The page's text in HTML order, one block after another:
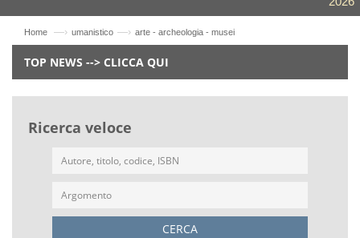
Home —› umanistico —› arte - archeologia - musei
TOP NEWS --> CLICCA QUI
Ricerca veloce
CERCA